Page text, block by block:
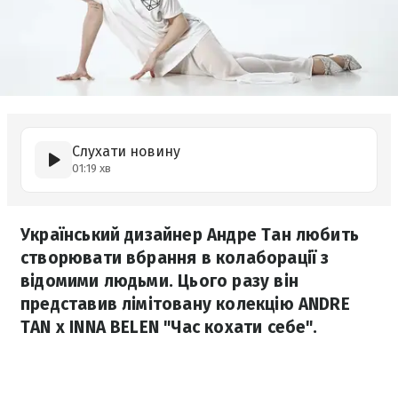
Слухати новину
01:19 хв
Український дизайнер Андре Тан любить
створювати вбрання в колаборації з
відомими людьми. Цього разу він
представив лімітовану колекцію ANDRE
TAN x INNA BELEN "Час кохати себе".